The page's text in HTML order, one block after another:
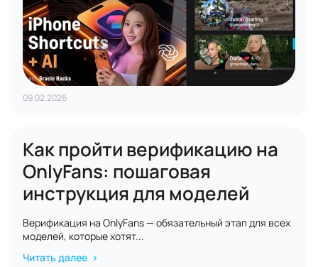
09.02.2026
Как пройти верификацию на
OnlyFans: пошаговая
инструкция для моделей
Верификация на OnlyFans — обязательный этап для всех
моделей, которые хотят...
Читать далее